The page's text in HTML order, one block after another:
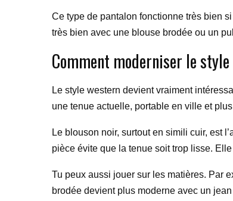
Ce type de pantalon fonctionne très bien
très bien avec une blouse brodée ou un
Comment moderniser le
Le style western devient vraiment
une tenue actuelle, portable en ville et
Le blouson noir, surtout en simili cuir, est
pièce évite que la tenue soit trop lisse.
Tu peux aussi jouer sur les matières. Par
brodée devient plus moderne avec un